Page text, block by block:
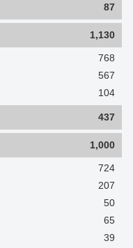
87
1,130
768
567
104
437
1,000
724
207
50
65
39